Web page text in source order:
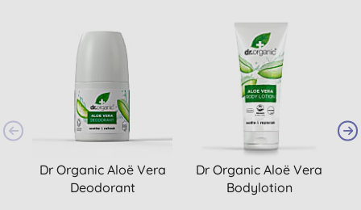
Dr Organic Aloë Vera
Deodorant
Dr Organic Aloë Vera
Bodylotion